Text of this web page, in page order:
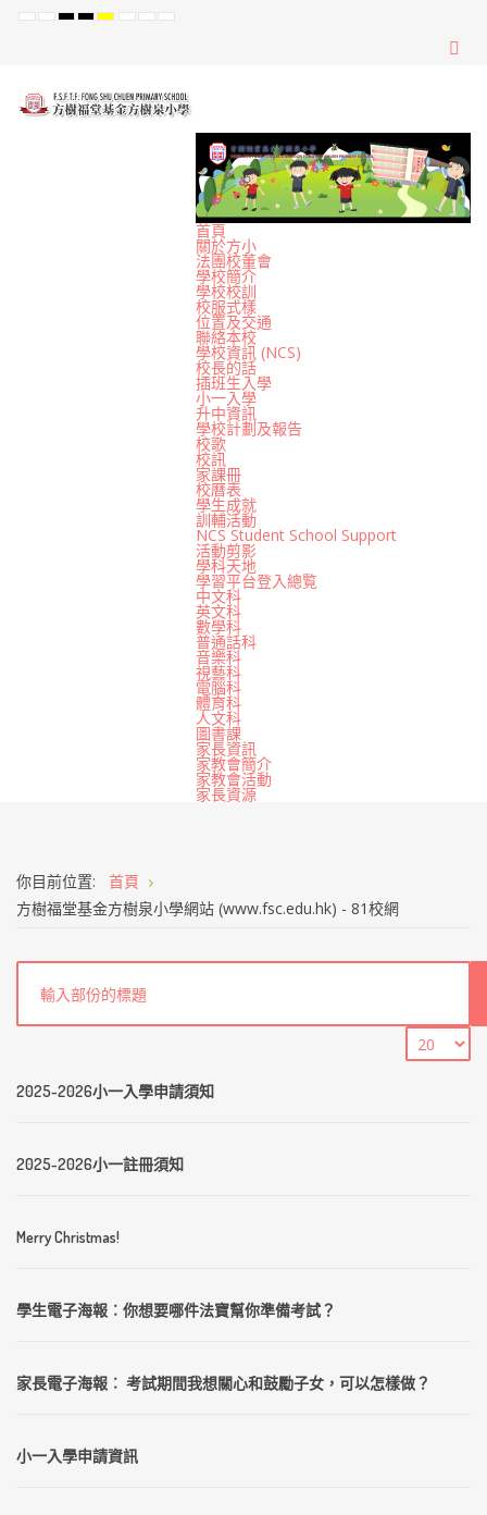
Default
NightHighHighHighSetSetSet
首頁
關於方小
法團校董會
學校簡介
學校校訓
校服式樣
位置及交通
聯絡本校
學校資訊 (NCS)
校長的話
插班生入學
小一入學
升中資訊
學校計劃及報告
校歌
校訊
家課冊
校曆表
學生成就
訓輔活動
NCS Student School Support
活動剪影
學科天地
學習平台登入總覧
中文科
英文科
數學科
普通話科
音樂科
視藝科
電腦科
體育科
人文科
圖書課
家長資訊
家教會簡介
家教會活動
家長資源
你目前位置:
首頁
方樹福堂基金方樹泉小學網站 (www.fsc.edu.hk) - 81校網
2025-2026小一入學申請須知
2025-2026小一註冊須知
Merry Christmas!
學生電子海報︰你想要哪件法寶幫你準備考試？
家長電子海報︰ 考試期間我想關心和鼓勵子女，可以怎樣做？
小一入學申請資訊